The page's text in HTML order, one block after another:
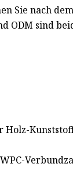
Sie nach
ODM sind